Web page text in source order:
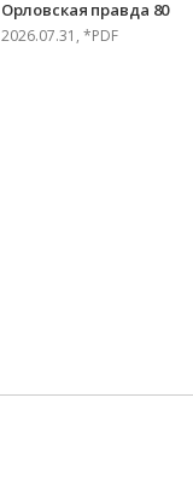
Орловская правда 80
2026.07.31, *PDF